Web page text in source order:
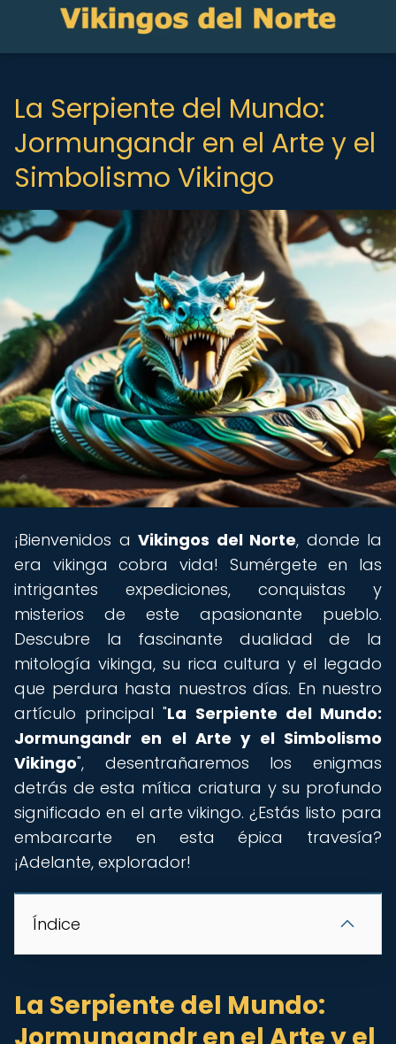
La Serpiente del Mundo:
Jormungandr en el Arte y el
Simbolismo Vikingo
¡Bienvenidos a Vikingos del Norte, donde la
era vikinga cobra vida! Sumérgete en las
intrigantes expediciones, conquistas y
misterios de este apasionante pueblo.
Descubre la fascinante dualidad de la
mitología vikinga, su rica cultura y el legado
que perdura hasta nuestros días. En nuestro
artículo principal "La Serpiente del Mundo:
Jormungandr en el Arte y el Simbolismo
Vikingo", desentrañaremos los enigmas
detrás de esta mítica criatura y su profundo
significado en el arte vikingo. ¿Estás listo para
embarcarte en esta épica travesía?
¡Adelante, explorador!
Índice
La Serpiente del Mundo: